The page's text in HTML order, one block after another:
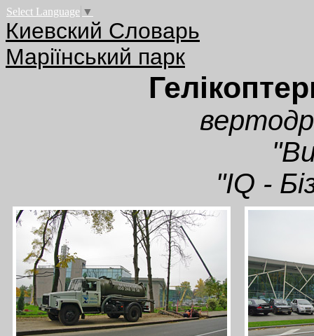
Select Language ▼
Киевский Словарь
Маріїнський парк
"IQ -